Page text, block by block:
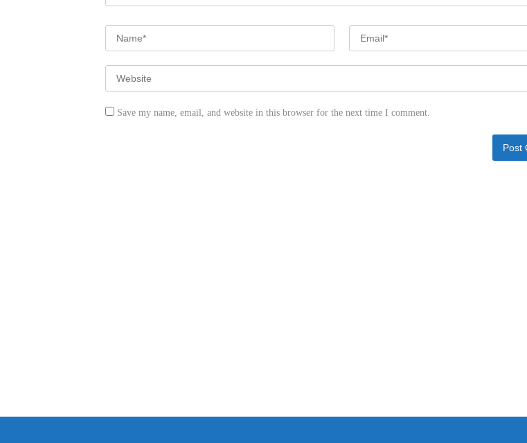
Save my name, email, and website in this browser for the next time I comment.